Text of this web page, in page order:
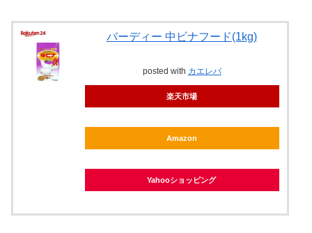
バーディー 中ビナフード(1kg)
posted with カエレバ
楽天市場
Amazon
Yahooショッピング